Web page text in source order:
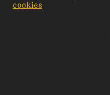
cookies